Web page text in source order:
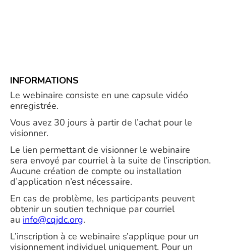
INFORMATIONS
Le webinaire consiste en une capsule vidéo
enregistrée.
Vous avez 30 jours à partir de l’achat pour le
visionner.
Le lien permettant de visionner le webinaire
sera envoyé par courriel à la suite de l’inscription.
Aucune création de compte ou installation
d’application n’est nécessaire.
En cas de problème, les participants peuvent
obtenir un soutien technique par courriel
au info@cqjdc.org.
L’inscription à ce webinaire s’applique pour un
visionnement individuel uniquement. Pour un